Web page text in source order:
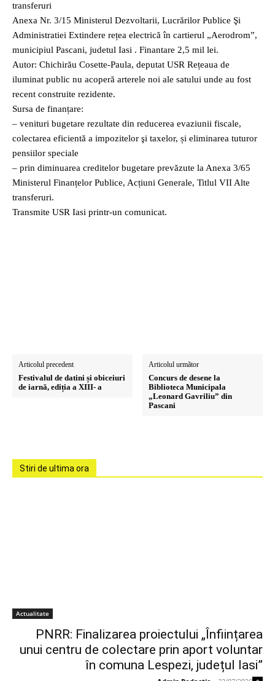
transferuri
Anexa Nr. 3/15 Ministerul Dezvoltarii, Lucrărilor Publice Şi
Administratiei Extindere rețea electrică în cartierul „Aerodrom”,
municipiul Pascani, judetul Iasi . Finantare 2,5 mil lei.
Autor: Chichirău Cosette-Paula, deputat USR Rețeaua de
iluminat public nu acoperă arterele noi ale satului unde au fost
recent construite rezidente.
Sursa de finanțare:
– venituri bugetare rezultate din reducerea evaziunii fiscale,
colectarea eficientă a impozitelor şi taxelor, și eliminarea tuturor
pensiilor speciale
– prin diminuarea creditelor bugetare prevăzute la Anexa 3/65
Ministerul Finanțelor Publice, Acțiuni Generale, Titlul VII Alte
transferuri.
Transmite USR Iasi printr-un comunicat.
Articolul precedent
Festivalul de datini și obiceiuri
de iarnă, ediția a XIII- a
Articolul următor
Concurs de desene la
Biblioteca Municipala
„Leonard Gavriliu” din
Pascani
Stiri de ultima ora
Actualitate
PNRR: Finalizarea proiectului „Înființarea
unui centru de colectare prin aport voluntar
în comuna Lespezi, județul Iasi”